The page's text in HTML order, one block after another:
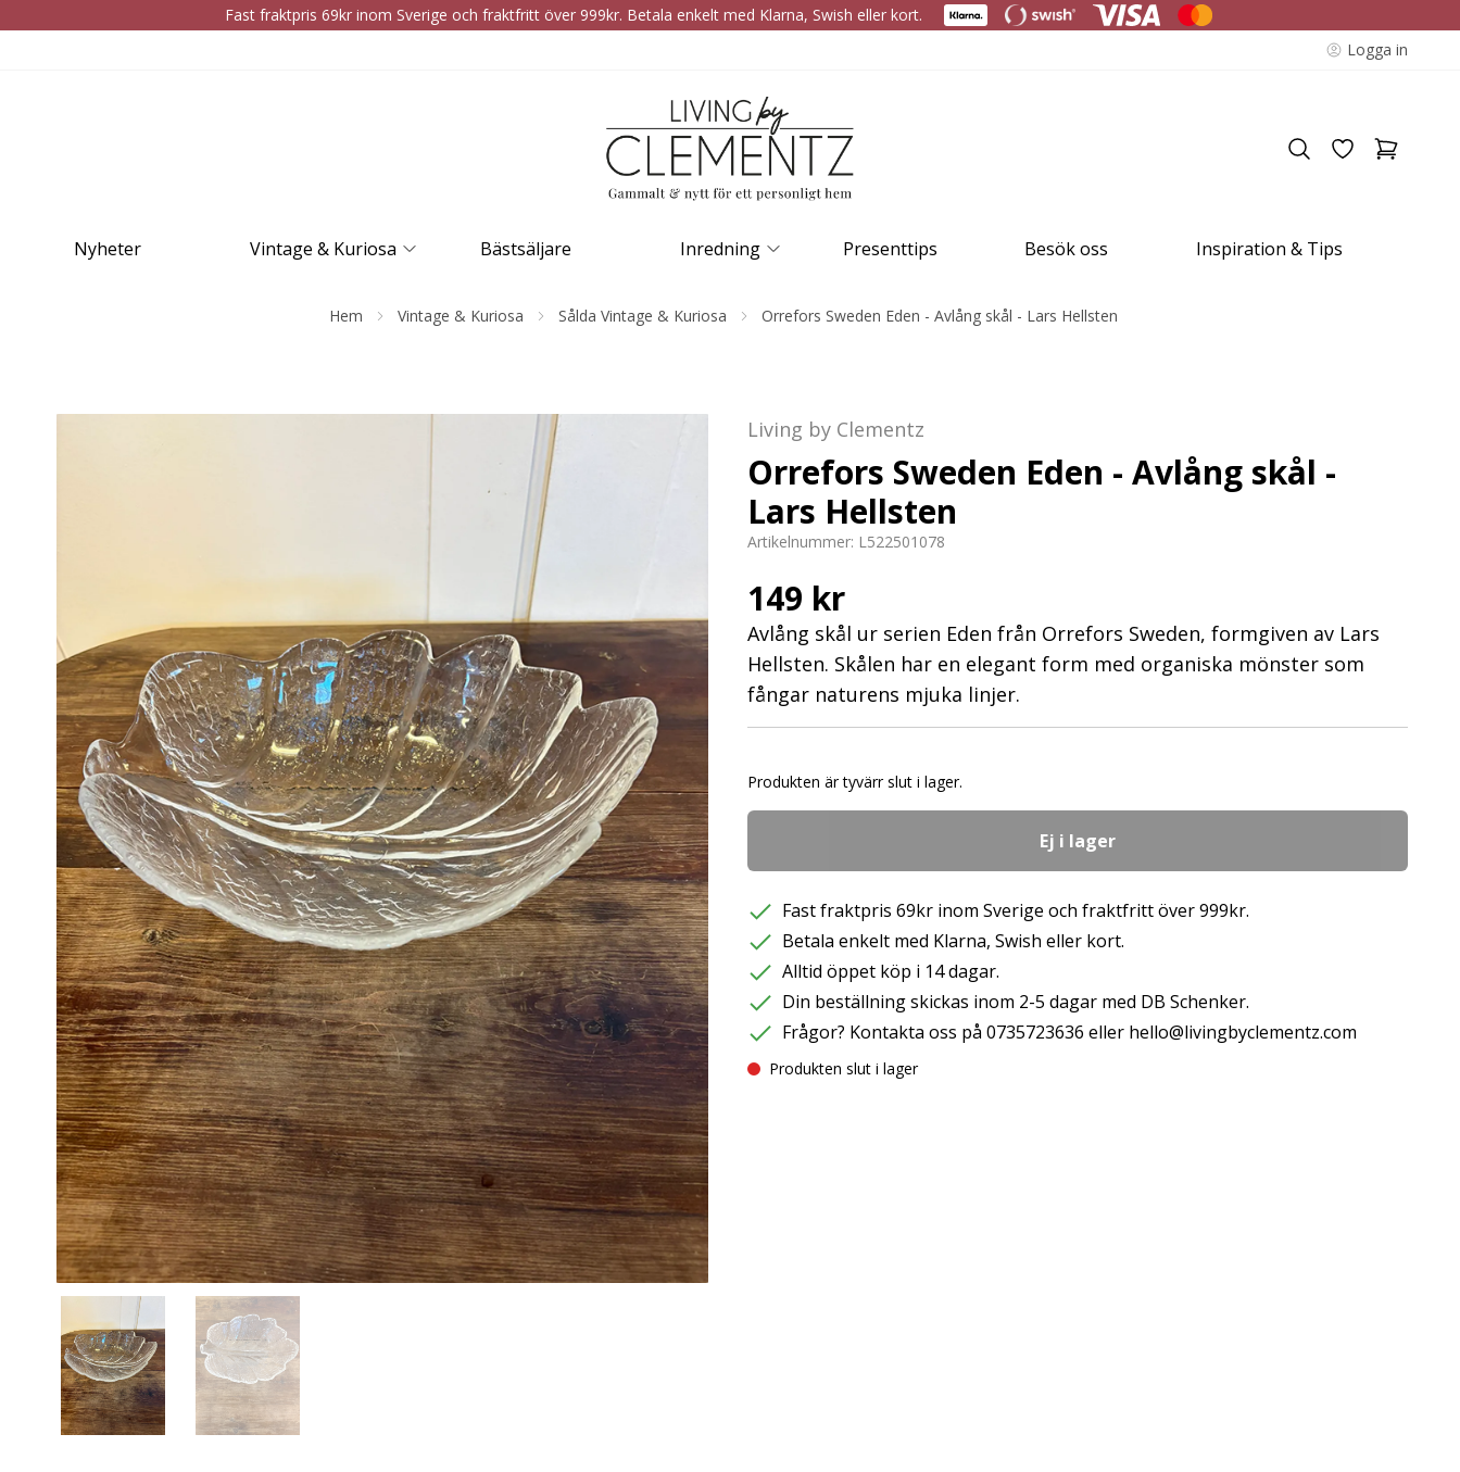
Fast fraktpris 69kr inom Sverige och fraktfritt över 999kr. Betala enkelt med Klarna, Swish eller kort.
Logga in
Nyheter Vintage & Kuriosa Bästsäljare Inredning Presenttips Besök oss Inspiration & Tips
Hem Vintage & Kuriosa Sålda Vintage & Kuriosa Orrefors Sweden Eden - Avlång skål - Lars Hellsten
Living by Clementz
Orrefors Sweden Eden - Avlång skål -
Lars Hellsten
Artikelnummer: L522501078
149 kr
Avlång skål ur serien Eden från Orrefors Sweden, formgiven av Lars
Hellsten. Skålen har en elegant form med organiska mönster som
fångar naturens mjuka linjer.
Produkten är tyvärr slut i lager.
Ej i lager
Fast fraktpris 69kr inom Sverige och fraktfritt över 999kr.
Betala enkelt med Klarna, Swish eller kort.
Alltid öppet köp i 14 dagar.
Din beställning skickas inom 2-5 dagar med DB Schenker.
Frågor? Kontakta oss på 0735723636 eller hello@livingbyclementz.com
Produkten slut i lager